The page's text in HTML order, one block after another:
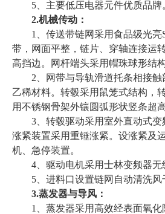
5、主要低压电器元件优质品牌
2.机械传动：
1、传送带链网采用食品级光亮
带，网面平整，链片、穿轴连接运
高挡边。网杆端头采用帽珠球形结
2、网带与导轨滑道托条相接
乙稀材料。转毂采用鼠笼式结构，
用不锈钢骨架外镶圆弧形状竖条超
3、转毂驱动采用室外直动式变
涨紧装置采用重锤涨紧。设涨紧及
机、急停装置。
4、驱动电机采用士林变频器无
5、进料口设置链网自动清洗风
3.蒸发器与导风：
1、蒸发器采用高效经表面氧